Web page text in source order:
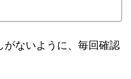
がないように、毎回確認